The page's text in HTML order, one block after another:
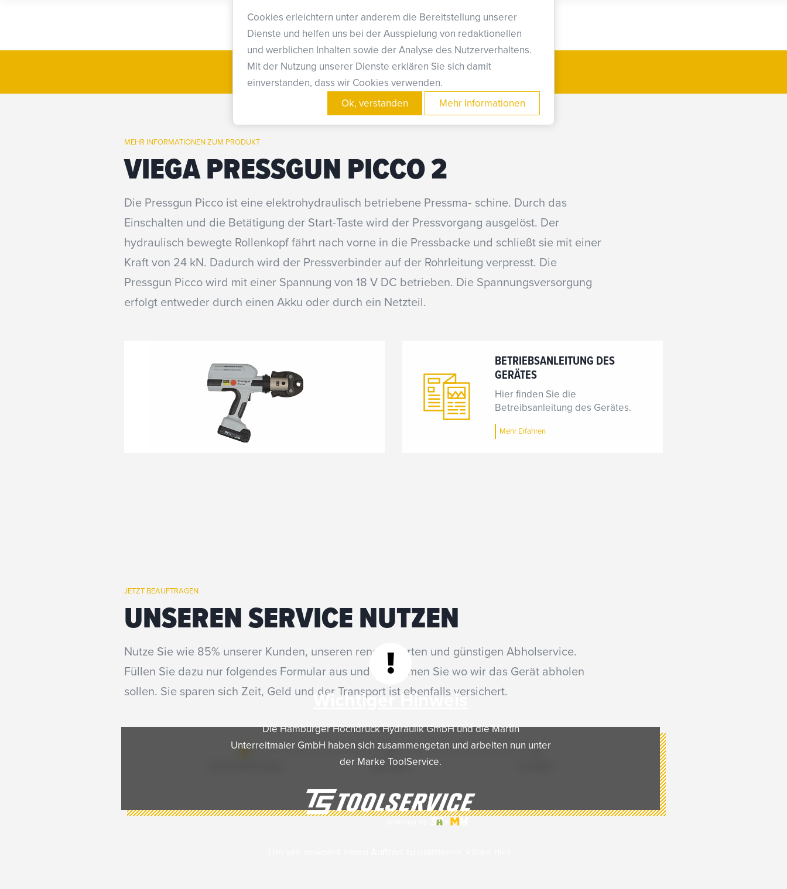
Vor-Ort Service :zur Onlineanmeldung bittehier klicken.
MEHR INFORMATIONEN ZUM PRODUKT
VIEGA PRESSGUN PICCO 2
Die Pressgun Picco ist eine elektrohydraulisch betriebene Pressma‐ schine. Durch das
Einschalten und die Betätigung der Start-Taste wird der Pressvorgang ausgelöst. Der
hydraulisch bewegte Rollenkopf fährt nach vorne in die Pressbacke und schließt sie mit einer
Kraft von 24 kN. Dadurch wird der Pressverbinder auf der Rohrleitung verpresst. Die
Pressgun Picco wird mit einer Spannung von 18 V DC betrieben. Die Spannungsversorgung
erfolgt entweder durch einen Akku oder durch ein Netzteil.
BETRIEBSANLEITUNG DES
GERÄTES
Hier finden Sie die
Betreibsanleitung des Gerätes.
Mehr Erfahren
JETZT BEAUFTRAGEN
UNSEREN SERVICE NUTZEN
Nutze Sie wie 85% unserer Kunden, unseren renommierten und günstigen Abholservice.
Füllen Sie dazu nur folgendes Formular aus und bestimmen Sie wo wir das Gerät abholen
sollen. Sie sparen sich Zeit, Geld und der Transport ist ebenfalls versichert.
!
Wichtiger Hinweis
Die Hamburger Hochdruck Hydraulik GmbH und die Martin
Unterreitmaier GmbH haben sich zusammengetan und arbeiten nun unter
der Marke ToolService.
Was & Wann
Cookies erleichtern unter anderem die Bereitstellung unserer
Dienste und helfen uns bei der Ausspielung von redaktionellen
und werblichen Inhalten sowie der Analyse des Nutzerverhaltens.
Mit der Nutzung unserer Dienste erklären Sie sich damit
einverstanden, dass wir Cookies verwenden.
Ok, verstanden
Mehr Informationen